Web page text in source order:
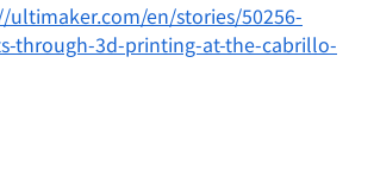
ultimaker.com/en/stories/50256-
through-3d-printing-at-the-cabrillo-